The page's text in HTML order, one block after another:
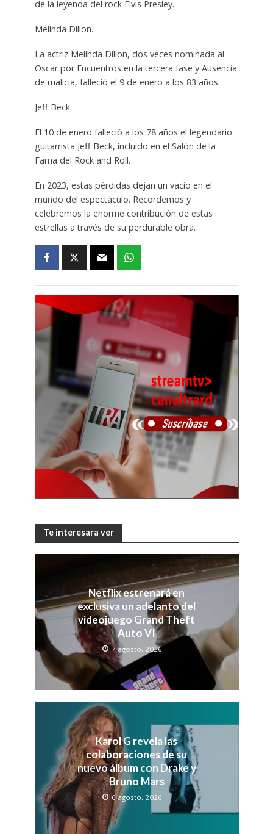
de la leyenda del rock Elvis Presley.
Melinda Dillon.
La actriz Melinda Dillon, dos veces nominada al
Oscar por Encuentros en la tercera fase y Ausencia
de malicia, falleció el 9 de enero a los 83 años.
Jeff Beck.
El 10 de enero falleció a los 78 años el legendario
guitarrista Jeff Beck, incluido en el Salón de la
Fama del Rock and Roll.
En 2023, estas pérdidas dejan un vacío en el
mundo del espectáculo. Recordemos y
celebremos la enorme contribución de estas
estrellas a través de su perdurable obra.
Te interesara ver
Netflix estrenará en
exclusiva un adelanto del
videojuego Grand Theft
Auto VI
7 agosto, 2026
Karol G revela las
colaboraciones de su
nuevo álbum con Drake y
Bruno Mars
6 agosto, 2026